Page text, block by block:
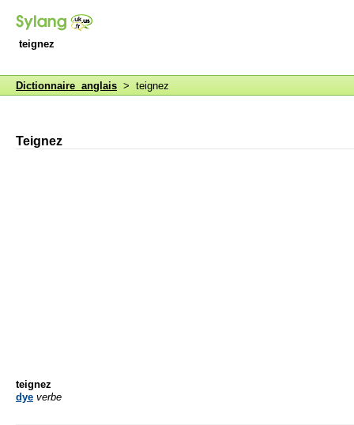
teignez
Dictionnaire anglais > teignez
Teignez
teignez
dye verbe